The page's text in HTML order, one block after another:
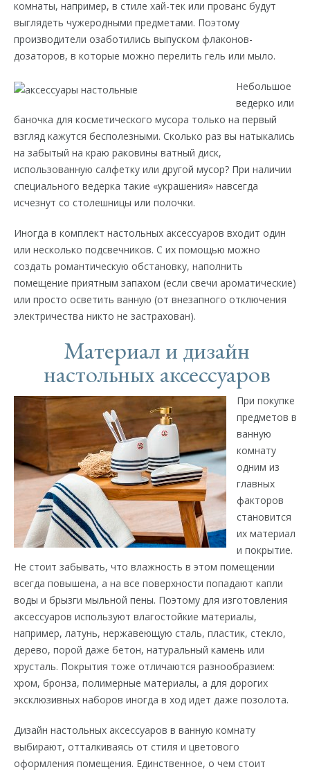
комнаты, например, в стиле хай-тек или прованс будут
выглядеть чужеродными предметами. Поэтому
производители озаботились выпуском флаконов-
дозаторов, в которые можно перелить гель или мыло.
Небольшое
ведерко или
баночка для косметического мусора только на первый
взгляд кажутся бесполезными. Сколько раз вы натыкались
на забытый на краю раковины ватный диск,
использованную салфетку или другой мусор? При наличии
специального ведерка такие «украшения» навсегда
исчезнут со столешницы или полочки.
Иногда в комплект настольных аксессуаров входит один
или несколько подсвечников. С их помощью можно
создать романтическую обстановку, наполнить
помещение приятным запахом (если свечи ароматические)
или просто осветить ванную (от внезапного отключения
электричества никто не застрахован).
Материал и дизайн
настольных аксессуаров
При покупке
предметов в
ванную
комнату
одним из
главных
факторов
становится
их материал
и покрытие.
Не стоит забывать, что влажность в этом помещении
всегда повышена, а на все поверхности попадают капли
воды и брызги мыльной пены. Поэтому для изготовления
аксессуаров используют влагостойкие материалы,
например, латунь, нержавеющую сталь, пластик, стекло,
дерево, порой даже бетон, натуральный камень или
хрусталь. Покрытия тоже отличаются разнообразием:
хром, бронза, полимерные материалы, а для дорогих
эксклюзивных наборов иногда в ход идет даже позолота.
Дизайн настольных аксессуаров в ванную комнату
выбирают, отталкиваясь от стиля и цветового
оформления помещения. Единственное, о чем стоит